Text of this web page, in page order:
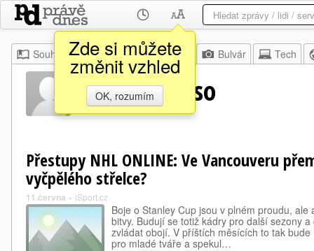
Zde si můžete
změnit vzhled
OK, rozumím
Souhrn Moje Z domova Bulvár Tech
Robbie Russo
Přestupy NHL ONLINE: Ve Vancouveru
vyčpělého střelce?
11.června » iSport.cz
Boje o Stanley Cup jsou v plném proudu,
bitvy. Budují se totiž kádry pro další sezony
zvládat obojí. V příštích měsících to tak
pro mladé tváře a spekul…